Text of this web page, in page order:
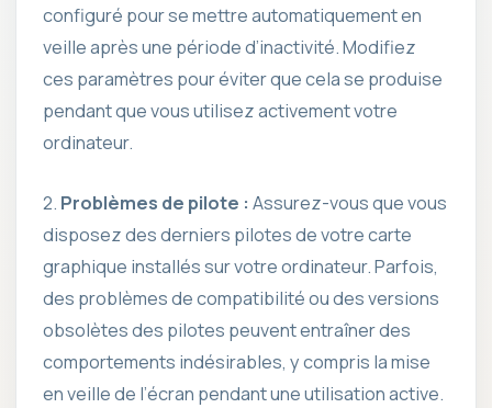
configuré pour se mettre automatiquement en
veille après une période d’inactivité. Modifiez
ces paramètres pour éviter que cela se produise
pendant que vous utilisez activement votre
ordinateur.
2. Problèmes de pilote : Assurez-vous que vous
disposez des derniers pilotes de votre carte
graphique installés sur votre ordinateur. Parfois,
des problèmes de compatibilité ou des versions
obsolètes des pilotes peuvent entraîner des
comportements indésirables, y compris la mise
en veille de l’écran pendant une utilisation active.